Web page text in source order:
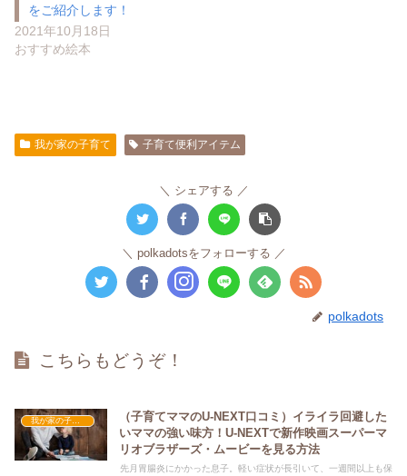
をご紹介します！
2021年10月18日
おすすめ絵本
我が家の子育て 子育て便利アイテム
シェアする
polkadotsをフォローする
polkadots
こちらもどうぞ！
我が家の子育て
（子育てママのU-NEXT口コミ）イライラ回避した
いママの強い味方！U-NEXTで新作映画スーパーマ
リオブラザーズ・ムービーを見る方法
先月胃腸炎にかかった息子。軽い症状が長引いて、一週間以上も保